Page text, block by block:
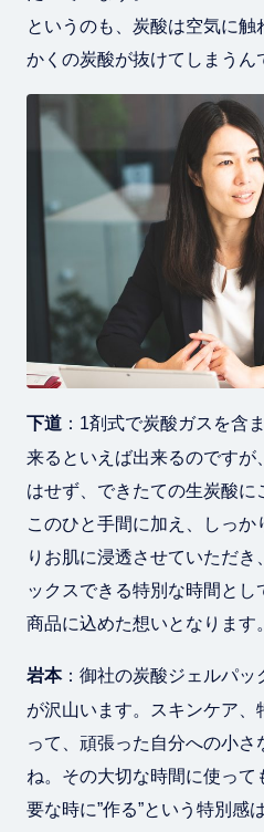
というのも、炭酸は空気に
かくの炭酸が抜けてしまうん
下道 ：1剤式で炭酸ガスを含
来るといえば出来るのですが
はせず、できたての生炭酸に
このひと手間に加え、しっか
りお肌に浸透させていただ
ックスできる特別な時間と
商品に込めた想いとなります。
岩本：御社の炭酸ジェルパッ
が沢山います。スキンケア、
って、頑張った自分への小さ
ね。その大切な時間に使っ
要な時に”作る”という特別感